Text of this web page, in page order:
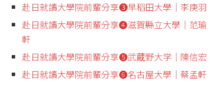
赴日就讀大學院前輩分享❸早稻田大學│李庚羽
赴日就讀大學院前輩分享❹滋賀縣立大學│范瑜
軒
赴日就讀大學院前輩分享❺武蔵野大学│陳信宏
赴日就讀大學院前輩分享❻名古屋大學│蔡孟軒